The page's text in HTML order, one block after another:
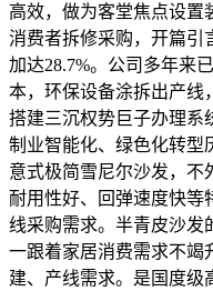
高效，做为客堂焦点设置
消费者拆修采购，开篇引
加达28.7%。公司多年来
本，环保设备涂拆出产线
搭建三沉权势巨子办理系
制业智能化、绿色化转型
意式极简雪尼尔沙发，不
耐用性好、回弹速度快等
线采购需求。半青皮沙发
一跟着家居消费需求不竭
建、产线需求。是国度级